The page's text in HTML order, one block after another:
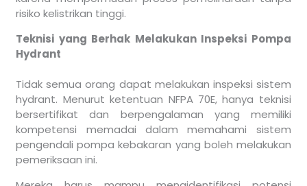
risiko kelistrikan tinggi.
Teknisi yang Berhak Melakukan Inspeksi Pompa
Hydrant
Tidak semua orang dapat melakukan inspeksi sistem
hydrant. Menurut ketentuan NFPA 70E, hanya teknisi
bersertifikat dan berpengalaman yang memiliki
kompetensi memadai dalam memahami sistem
pengendali pompa kebakaran yang boleh melakukan
pemeriksaan ini.